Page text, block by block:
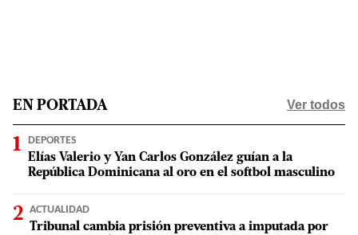
EN PORTADA Ver todos
DEPORTES
Elías Valerio y Yan Carlos González guían a la
República Dominicana al oro en el softbol masculino
ACTUALIDAD
Tribunal cambia prisión preventiva a imputada por